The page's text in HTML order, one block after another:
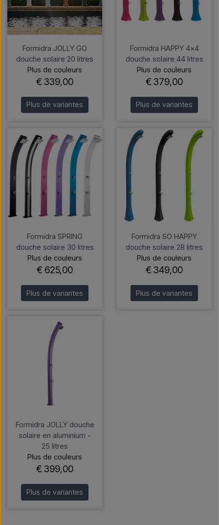
Formidra JOLLY GO
douche solaire 20 litres
Plus de couleurs
€ 339,00
Plus de variantes
Formidra HAPPY 4x4
douche solaire 44 litres
Plus de couleurs
€ 379,00
Plus de variantes
Formidra SPRING
douche solaire 30 litres
Plus de couleurs
€ 625,00
Plus de variantes
Formidra SO HAPPY
douche solaire 28 litres
Plus de couleurs
€ 349,00
Plus de variantes
Formidra JOLLY douche
solaire en aluminium -
25 litres
Plus de couleurs
€ 399,00
Plus de variantes